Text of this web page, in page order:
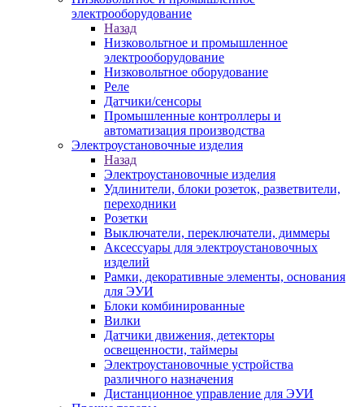
электрооборудование
Назад
Низковольтное и промышленное
электрооборудование
Низковольтное оборудование
Реле
Датчики/сенсоры
Промышленные контроллеры и
автоматизация производства
Электроустановочные изделия
Назад
Электроустановочные изделия
Удлинители, блоки розеток, разветвители,
переходники
Розетки
Выключатели, переключатели, диммеры
Аксессуары для электроустановочных
изделий
Рамки, декоративные элементы, основания
для ЭУИ
Блоки комбинированные
Вилки
Датчики движения, детекторы
освещенности, таймеры
Электроустановочные устройства
различного назначения
Дистанционное управление для ЭУИ